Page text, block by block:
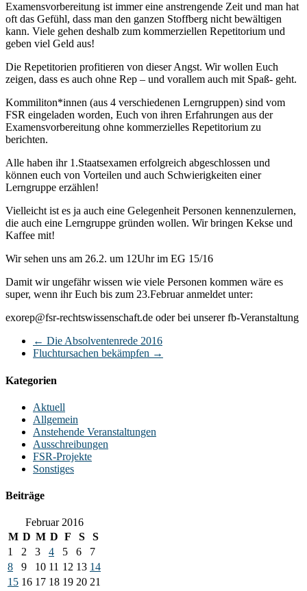
Examensvorbereitung ist immer eine anstrengende Zeit und man hat
oft das Gefühl, dass man den ganzen Stoffberg nicht bewältigen
kann. Viele gehen deshalb zum kommerziellen Repetitorium und
geben viel Geld aus!
Die Repetitorien profitieren von dieser Angst. Wir wollen Euch
zeigen, dass es auch ohne Rep – und vorallem auch mit Spaß- geht.
Kommiliton*innen (aus 4 verschiedenen Lerngruppen) sind vom
FSR eingeladen worden, Euch von ihren Erfahrungen aus der
Examensvorbereitung ohne kommerzielles Repetitorium zu
berichten.
Alle haben ihr 1.Staatsexamen erfolgreich abgeschlossen und
können euch von Vorteilen und auch Schwierigkeiten einer
Lerngruppe erzählen!
Vielleicht ist es ja auch eine Gelegenheit Personen kennenzulernen,
die auch eine Lerngruppe gründen wollen. Wir bringen Kekse und
Kaffee mit!
Wir sehen uns am 26.2. um 12Uhr im EG 15/16
Damit wir ungefähr wissen wie viele Personen kommen wäre es
super, wenn ihr Euch bis zum 23.Februar anmeldet unter:
exorep@fsr-rechtswissenschaft.de oder bei unserer fb-Veranstaltung
← Die Absolventenrede 2016
Fluchtursachen bekämpfen →
Kategorien
Aktuell
Allgemein
Anstehende Veranstaltungen
Ausschreibungen
FSR-Projekte
Sonstiges
Beiträge
Februar 2016
M D M D F S
S
1
2 3 4 5 6
7
8
9 10 11 12 13 14
15 16 17 18 19 20 21